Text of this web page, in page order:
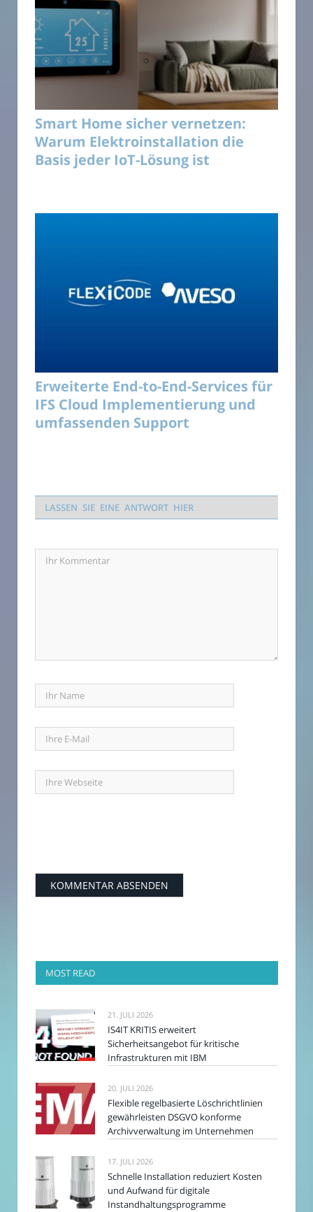
Smart Home sicher vernetzen:
Warum Elektroinstallation die
Basis jeder IoT-Lösung ist
Erweiterte End-to-End-Services für
IFS Cloud Implementierung und
umfassenden Support
LASSEN SIE EINE ANTWORT HIER
MOST READ
21. JULI 2026
IS4IT KRITIS erweitert
Sicherheitsangebot für kritische
Infrastrukturen mit IBM
20. JULI 2026
Flexible regelbasierte Löschrichtlinien
gewährleisten DSGVO konforme
Archivverwaltung im Unternehmen
17. JULI 2026
Schnelle Installation reduziert Kosten
und Aufwand für digitale
Instandhaltungsprogramme